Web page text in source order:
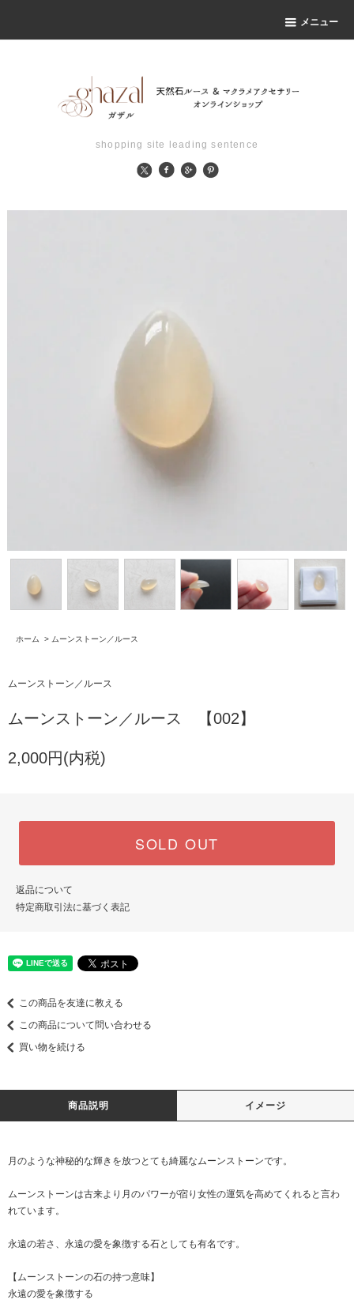
メニュー
shopping site leading sentence
ホーム > ムーンストーン／ルース
ムーンストーン／ルース
ムーンストーン／ルース 【002】
2,000円(内税)
SOLD OUT
返品について
特定商取引法に基づく表記
この商品を友達に教える
この商品について問い合わせる
買い物を続ける
商品説明 イメージ
月のような神秘的な輝きを放つとても綺麗なムーンストーンです。
ムーンストーンは古来より月のパワーが宿り女性の運気を高めてくれると言わ
れています。
永遠の若さ、永遠の愛を象徴する石としても有名です。
【ムーンストーンの石の持つ意味】
永遠の愛を象徴する